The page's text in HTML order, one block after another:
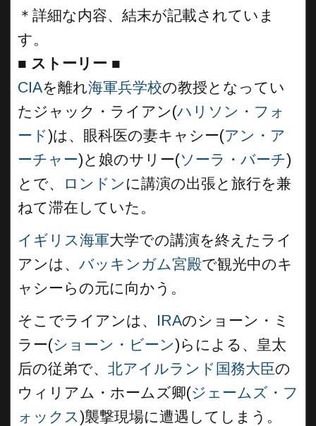
＊詳細な内容、結末が記載されていま
す。
■ ストーリー ■
CIAを離れ海軍兵学校の教授となってい
たジャック・ライアン(ハリソン・フォ
ード)は、眼科医の妻キャシー(アン・ア
ーチャー)と娘のサリー(ソーラ・バーチ)
とで、
ロンドン に講演の出張と旅行を兼
ねて滞在していた。
イギリス海軍大学での講演を終えたライ
アンは、 バッキンガム宮殿で観光中のキ
ャシーらの元に向かう。
そこでライアンは、 IRAのショーン・ミ
ラー(ショーン・ビーン)らによる、皇太
后の従弟で、 北アイルランド国務大臣の
ウィリアム・ホームズ卿(ジェームズ・フ
ォックス)襲撃現場に遭遇してしまう。